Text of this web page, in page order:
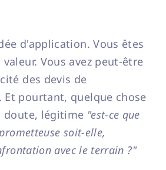
d'application. Vous êtes
Vous avez peut-être
des devis de
Et pourtant, quelque chose
doute, légitime "est-ce que
soit-elle,
avec le terrain ?"